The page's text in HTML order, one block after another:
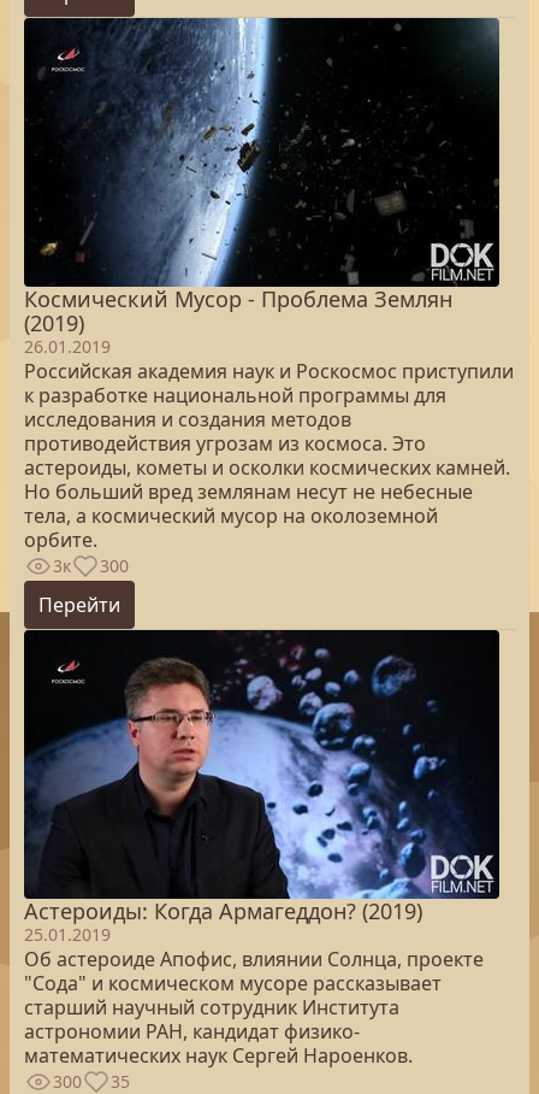
Космический Мусор - Проблема Землян
(2019)
26.01.2019
Российская академия наук и Роскосмос приступили
к разработке национальной программы для
исследования и создания методов
противодействия угрозам из космоса. Это
астероиды, кометы и осколки космических камней.
Но больший вред землянам несут не небесные
тела, а космический мусор на околоземной
орбите.
3к 300
Перейти
Астероиды: Когда Армагеддон? (2019)
25.01.2019
Об астероиде Апофис, влиянии Солнца, проекте
"Сода" и космическом мусоре рассказывает
старший научный сотрудник Института
астрономии РАН, кандидат физико-
математических наук Сергей Нароенков.
300 35